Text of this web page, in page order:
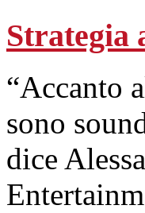
Strategia
“Accanto
sono
dice